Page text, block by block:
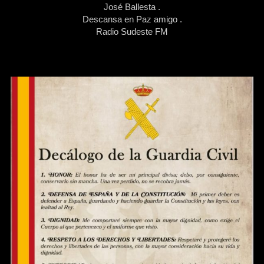
José Ballesta .
Descansa en Paz amigo .
Radio Sudeste FM